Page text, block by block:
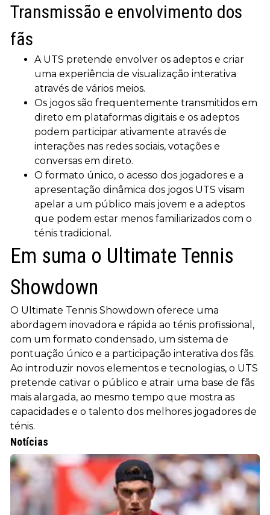
Transmissão e envolvimento dos
fãs
A UTS pretende envolver os adeptos e criar
uma experiência de visualização interativa
através de vários meios.
Os jogos são frequentemente transmitidos em
direto em plataformas digitais e os adeptos
podem participar ativamente através de
interações nas redes sociais, votações e
conversas em direto.
O formato único, o acesso dos jogadores e a
apresentação dinâmica dos jogos UTS visam
apelar a um público mais jovem e a adeptos
que podem estar menos familiarizados com o
ténis tradicional.
Em suma o Ultimate Tennis
Showdown
O Ultimate Tennis Showdown oferece uma
abordagem inovadora e rápida ao ténis profissional,
com um formato condensado, um sistema de
pontuação único e a participação interativa dos fãs.
Ao introduzir novos elementos e tecnologias, o UTS
pretende cativar o público e atrair uma base de fãs
mais alargada, ao mesmo tempo que mostra as
capacidades e o talento dos melhores jogadores de
ténis.
Notícias